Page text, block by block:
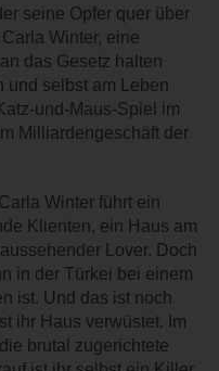
seine Opfer quer über
Winter, eine
das Gesetz halten
und selbst am Leben
und-Maus-Spiel im
Milliardengeschäft der
Winter führt ein
Klienten, ein Haus am
Lover. Doch
in der Türkei bei einem
ist. Und das ist noch
ihr Haus verwüstet. Im
brutal zugerichtete